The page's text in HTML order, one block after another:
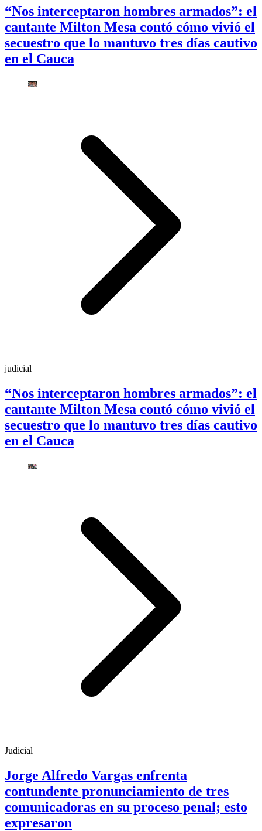
“Nos interceptaron hombres armados”: el
cantante Milton Mesa contó cómo vivió el
secuestro que lo mantuvo tres días cautivo
en el Cauca
judicial
“Nos interceptaron hombres armados”: el
cantante Milton Mesa contó cómo vivió el
secuestro que lo mantuvo tres días cautivo
en el Cauca
Judicial
Jorge Alfredo Vargas enfrenta
contundente pronunciamiento de tres
comunicadoras en su proceso penal; esto
expresaron